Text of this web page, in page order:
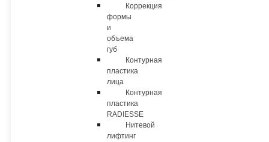
Коррекция
формы
и
объема
губ
Контурная
пластика
лица
Контурная
пластика
RADIESSE
Нитевой
лифтинг